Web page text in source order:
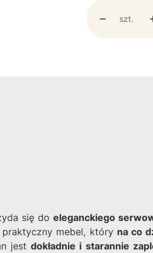
szt.
się do eleganckiego
mebel, który na co
jestdokładnie i starannie